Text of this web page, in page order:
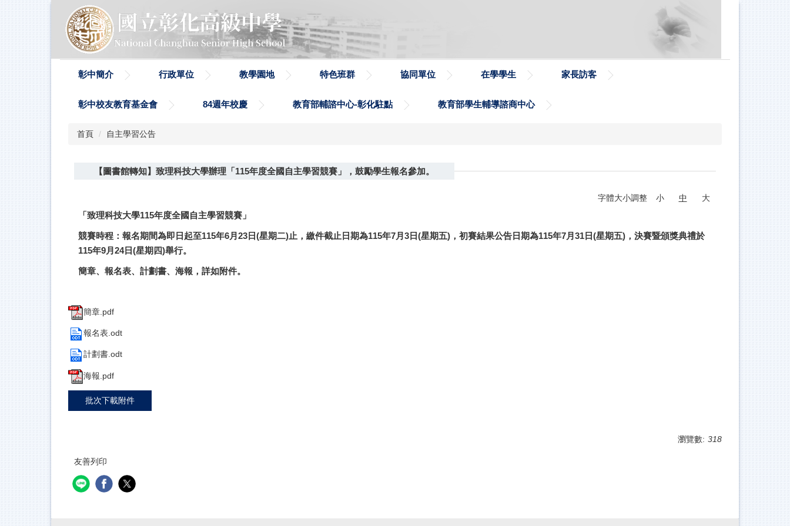
彰中簡介 行政單位 教學園地 特色班群 協同單位 在學學生 家長訪客
彰中校友教育基金會 84週年校慶 教育部輔諮中心-彰化駐點 教育部學生輔導諮商中心
首頁 自主學習公告
【圖書館轉知】致理科技大學辦理「115年度全國自主學習競賽」，鼓勵學生報名參加。
字體大小調整 小 中 大
「致理科技大學115年度全國自主學習競賽」
競賽時程：報名期間為即日起至115年6月23日(星期二)止，繳件截止日期為115年7月3日(星期五)，初賽結果公告日期為115年7月31日(星期五)，決賽暨頒獎典禮於
115年9月24日(星期四)舉行。
簡章、報名表、計劃書、海報，詳如附件。
簡章.pdf
報名表.odt
計劃書.odt
海報.pdf
批次下載附件
瀏覽數: 318
友善列印